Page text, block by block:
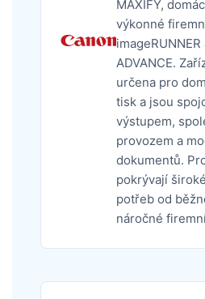
MAXIFY,
výkonné
imageRUNNER
ADVANCE.
určena pro
tisk a jsou
výstupem,
provozem a
dokumentů.
pokrývají
potřeb od
náročné